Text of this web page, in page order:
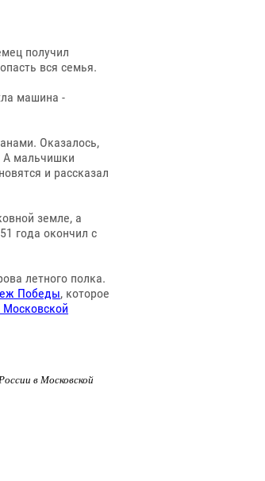
получил
вся семья.
машина -
Оказалось,
А мальчишки
и рассказал
земле, а
года окончил с
летного полка.
Победы, которое
Московской
в Московской